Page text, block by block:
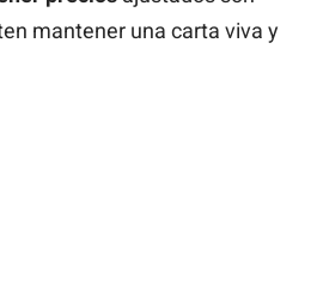
mantener una carta viva y